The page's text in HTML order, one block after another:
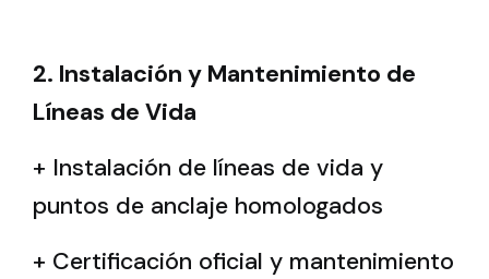
2. Instalación y Mantenimiento de
Líneas de Vida
+ Instalación de líneas de vida y
puntos de anclaje homologados
+ Certificación oficial y mantenimiento